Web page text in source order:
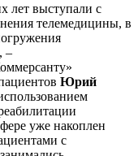
лет выступали с
телемедицины, в
–
Юрий
уже накоплен
с